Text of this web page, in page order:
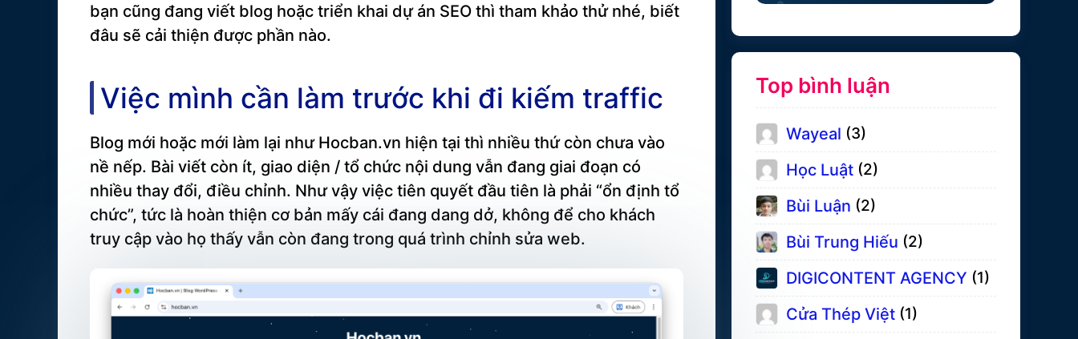
bạn cũng đang viết blog hoặc triển khai dự án SEO thì tham khảo thử nhé, biết
đâu sẽ cải thiện được phần nào.
Việc mình cần làm trước khi đi kiếm traffic
Blog mới hoặc mới làm lại như Hocban.vn hiện tại thì nhiều thứ còn chưa vào
nề nếp. Bài viết còn ít, giao diện / tổ chức nội dung vẫn đang giai đoạn có
nhiều thay đổi, điều chỉnh. Như vậy việc tiên quyết đầu tiên là phải “ổn định tổ
chức”, tức là hoàn thiện cơ bản mấy cái đang dang dở, không để cho khách
truy cập vào họ thấy vẫn còn đang trong quá trình chỉnh sửa web.
Top bình luận
Wayeal (3)
Học Luật (2)
Bùi Luận (2)
Bùi Trung Hiếu (2)
DIGICONTENT AGENCY (1)
Cửa Thép Việt (1)